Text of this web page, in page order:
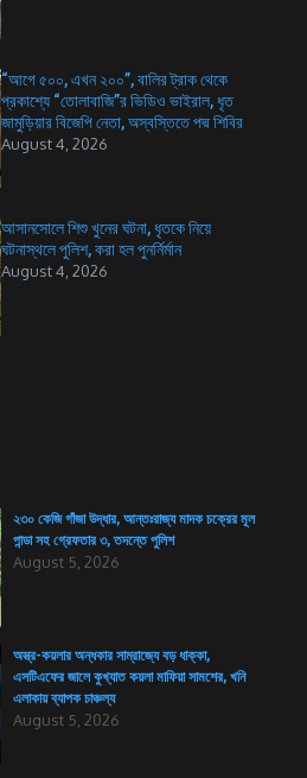
“আগে ৫০০, এখন ২০০”, বালির ট্রাক থেকে
প্রকাশ্যে “তোলাবাজি”র ভিডিও ভাইরাল, ধৃত
জামুড়িয়ার বিজেপি নেতা, অস্বস্তিতে পদ্ম শিবির
August 4, 2026
আসানসোলে শিশু খুনের ঘটনা, ধৃতকে নিয়ে
ঘটনাস্থলে পুলিশ, করা হল পুনর্নির্মান
August 4, 2026
২৩০ কেজি গাঁজা উদ্ধার, আন্তঃরাজ্য মাদক চক্রের মূল
পান্ডা সহ গ্রেফতার ৩, তদন্তে পুলিশ
August 5, 2026
অস্ত্র-কয়লার অন্ধকার সাম্রাজ্যে বড় ধাক্কা,
এসটিএফের জালে কুখ্যাত কয়লা মাফিয়া সামশের, খনি
এলাকায় ব্যাপক চাঞ্চল্য
August 5, 2026